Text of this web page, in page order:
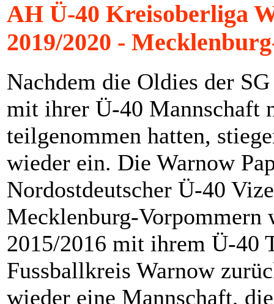
AH Ü-40 Kreisoberliga
2019/2020 -
Nachdem die Oldies der
mit ihrer Ü-40 Mannschaft
teilgenommen hatten,
wieder ein. Die Warnow
Nordostdeutscher Ü-40
Mecklenburg-Vorpommern
2015/2016 mit ihrem Ü-40
Fussballkreis Warnow
wieder eine Mannschaft,